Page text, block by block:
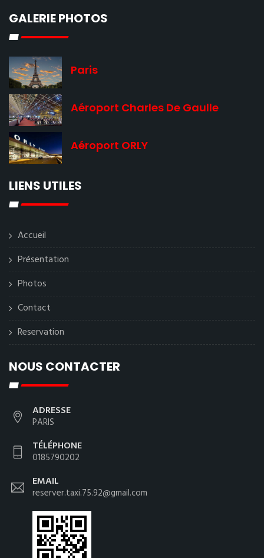
GALERIE PHOTOS
Paris
Aéroport Charles De Gaulle
Aéroport ORLY
LIENS UTILES
Accueil
Présentation
Photos
Contact
Reservation
NOUS CONTACTER
ADRESSE
PARIS
TÉLÉPHONE
0185790202
EMAIL
reserver.taxi.75.92@gmail.com